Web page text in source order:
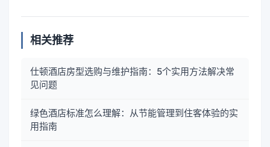
相关推荐
仕顿酒店房型选购与维护指南：5个实用方法解决常
见问题
绿色酒店标准怎么理解：从节能管理到住客体验的实
用指南